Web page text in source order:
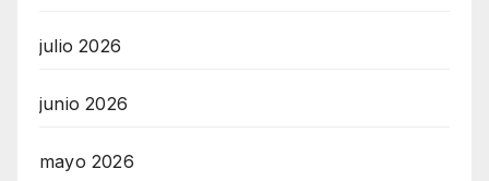
julio 2026
junio 2026
mayo 2026